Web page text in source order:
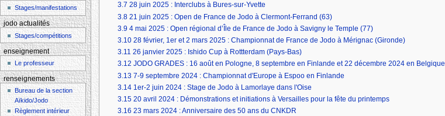
3.7 28 juin 2025 : Interclubs à Bures-sur-Yvette
3.8 21 juin 2025 : Open de France de Jodo à Clermont-Ferrand (63)
3.9 4 mai 2025 : Open régional d’Île de France de Jodo à Savigny le Temple (77)
3.10 28 février, 1er et 2 mars 2025 : Championnat de France de Jodo à Mérignac (Gironde)
3.11 26 janvier 2025 : Ishido Cup à Rottterdam (Pays-Bas)
3.12 JODO GRADES : 16 août en Pologne, 8 septembre en Finlande et 22 décembre 2024 en Belgique
3.13 7-9 septembre 2024 : Championnat d'Europe à Espoo en Finlande
3.14 1er-2 juin 2024 : Stage de Jodo à Lamorlaye dans l'Oise
3.15 20 avril 2024 : Démonstrations et initiations à Versailles pour la fête du printemps
3.16 23 mars 2024 : Anniversaire des 50 ans du CNKDR
Stages/manifestations
jodo actualités
Stages/compétitions
enseignement
Le professeur
renseignements
Bureau de la section
Aïkido/Jodo
Règlement intérieur